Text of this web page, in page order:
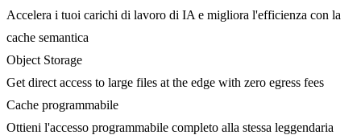
Accelera i tuoi carichi di lavoro di IA e migliora l'efficienza con la
cache semantica
Object Storage
Get direct access to large files at the edge with zero egress fees
Cache programmabile
Ottieni l'accesso programmabile completo alla stessa leggendaria